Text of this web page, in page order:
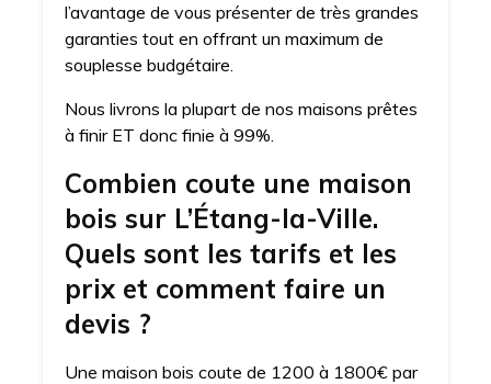
l’avantage de vous présenter de très grandes
garanties tout en offrant un maximum de
souplesse budgétaire.
Nous livrons la plupart de nos maisons prêtes
à finir ET donc finie à 99%.
Combien coute une maison
bois sur L’Étang-la-Ville.
Quels sont les tarifs et les
prix et comment faire un
devis ?
Une maison bois coute de 1200 à 1800€ par